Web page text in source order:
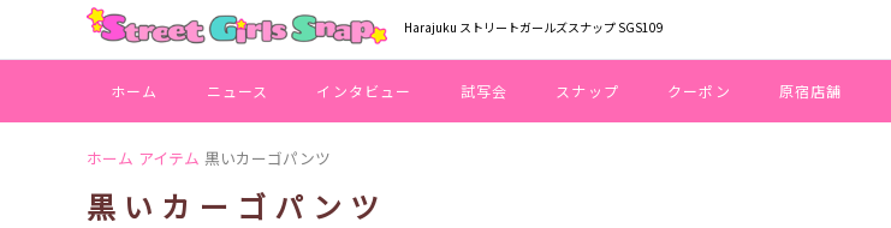
Harajuku ストリートガールズスナップ SGS109
ホーム ニュース インタビュー 試写会 スナップ クーポン 原宿店舗
ホーム アイテム 黒いカーゴパンツ
黒いカーゴパンツ